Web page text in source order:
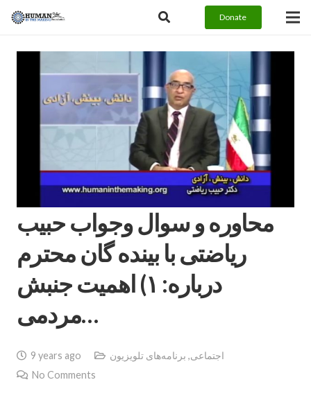
Donate
محاوره و سوال وجواب حبيب
رياضتى با بينده گان محترم
درباره: ١) اهميت جنبش
مردمى…
9 years ago اجتماعی, برنامه‌های تلویزیون
No Comments